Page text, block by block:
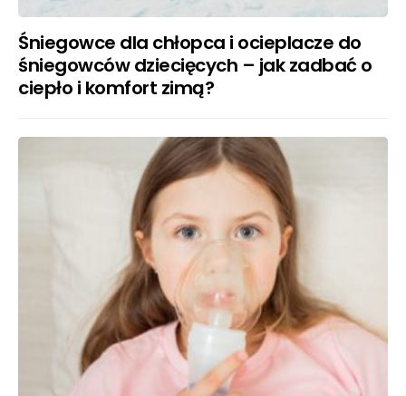
Śniegowce dla chłopca i ocieplacze do
śniegowców dziecięcych – jak zadbać o
ciepło i komfort zimą?